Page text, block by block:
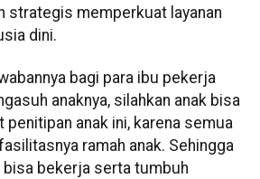
strategis memperkuat layanan
dini.
bagi para ibu pekerja
anaknya, silahkan anak bisa
anak ini, karena semua
ramah anak. Sehingga
bekerja serta tumbuh